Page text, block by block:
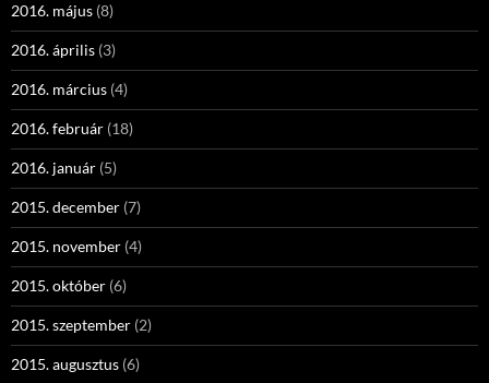
2016. május (8)
2016. április (3)
2016. március (4)
2016. február (18)
2016. január (5)
2015. december (7)
2015. november (4)
2015. október (6)
2015. szeptember (2)
2015. augusztus (6)